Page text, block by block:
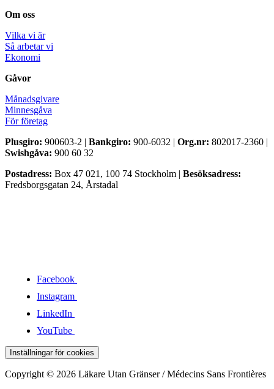
Om oss
Vilka vi är
Så arbetar vi
Ekonomi
Gåvor
Månadsgivare
Minnesgåva
För företag
Plusgiro: 900603-2 | Bankgiro: 900-6032 | Org.nr: 802017-2360 |
Swishgåva: 900 60 32
Postadress: Box 47 021, 100 74 Stockholm | Besöksadress:
Fredsborgsgatan 24, Årstadal
Facebook
Instagram
LinkedIn
YouTube
Inställningar för cookies
Copyright © 2026 Läkare Utan Gränser / Médecins Sans Frontières